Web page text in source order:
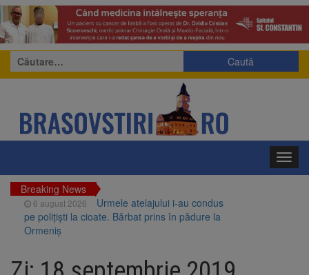
Caută
după:
Breaking News
6 august 2026
Urmele atelajului i-au condus
pe polițiști la cioate. Bărbat prins în pădure la
Ormeniș
suspeND.ro pentru urmărirea inițiativei de
suspendare a președintelui Nicușor Dan